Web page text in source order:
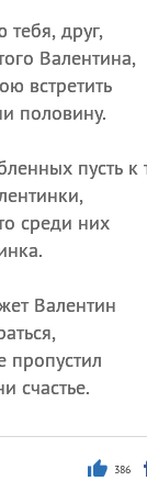
тебя, друг,
Валентина,
встретить
половину.
пусть к
среди них
Валентин
пропустил
счастье.
386